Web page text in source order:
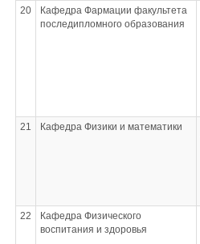
20
Кафедра Фармации факультета
последипломного образования
21 Кафедра Физики и математики
22
Кафедра Физического
воспитания и здоровья